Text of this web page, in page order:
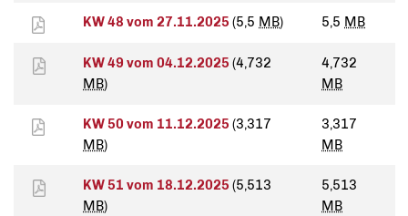
KW 48 vom 27.11.2025 (5,5 MB) 5,5 MB
KW 49 vom 04.12.2025 (4,732
MB)
4,732
MB
KW 50 vom 11.12.2025 (3,317
MB)
3,317
MB
KW 51 vom 18.12.2025 (5,513
MB)
5,513
MB